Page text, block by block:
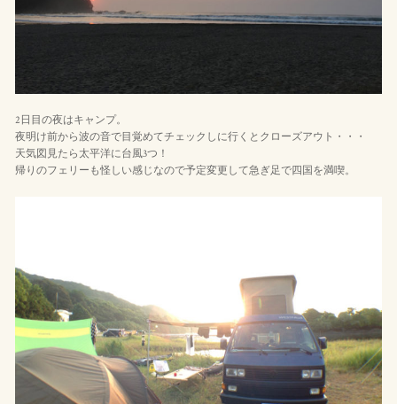
2日目の夜はキャンプ。
夜明け前から波の音で目覚めてチェックしに行くとクローズアウト・・・
天気図見たら太平洋に台風3つ！
帰りのフェリーも怪しい感じなので予定変更して急ぎ足で四国を満喫。